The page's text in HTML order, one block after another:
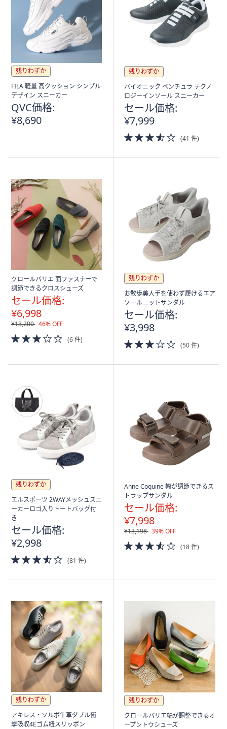
残りわずか
FILA 軽量 高クッション シンプル
デザイン スニーカー
QVC価格:
¥8,690
残りわずか
バイオニック ベンチュラ テクノ
ロジーインソール スニーカー
セール価格:
¥7,999
3.5
of
(41 件)
クロールバリエ 面ファスナーで
調節できるクロスシューズ
セール価格:
¥6,998
¥13,200 46% OFF
3.0
of
Stars
(6 件)
残りわずか
お散歩美人手を使わず履けるエア
ソールニットサンダル
セール価格:
¥3,998
3.0
of
(50 件)
残りわずか
エルスポーツ 2WAYメッシュスニ
ーカーロゴ入りトートバッグ付
き
セール価格:
¥2,998
3.5
of
(81 件)
Anne Coquine 幅が調節できるス
トラップサンダル
セール価格:
¥7,998
¥13,198 39% OFF
3.5
of
(18 件)
残りわずか
アキレス・ソルボ牛革ダブル衝
撃吸収4Eゴム紐スリッポン
残りわずか
クロールバリエ幅が調整できるオ
ープントウシューズ